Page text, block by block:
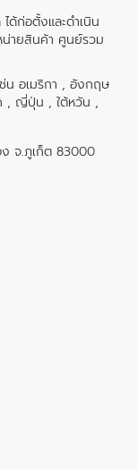
ด้ก่อตั้งและดำเนิน
น่ายสินค้า ศูนย์รวม
น อเมริกา , อังกฤษ
, ญี่ปุ่น , ใต้หวัน ,
ง จ.ภูเก็ต 83000